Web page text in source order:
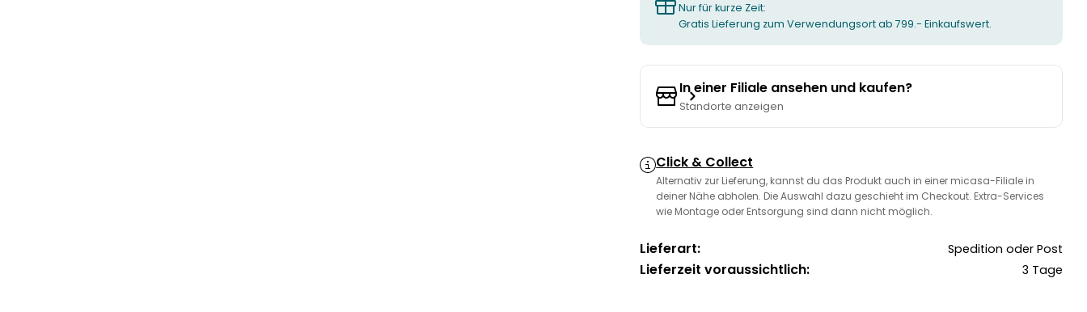
Nur für kurze Zeit:
Gratis Lieferung zum Verwendungsort ab 799.- Einkaufswert.
In einer Filiale ansehen und kaufen?
Standorte anzeigen
Click & Collect
Alternativ zur Lieferung, kannst du das Produkt auch in einer micasa-Filiale in
deiner Nähe abholen. Die Auswahl dazu geschieht im Checkout. Extra-Services
wie Montage oder Entsorgung sind dann nicht möglich.
Lieferart: Spedition oder Post
Lieferzeit voraussichtlich: 3 Tage